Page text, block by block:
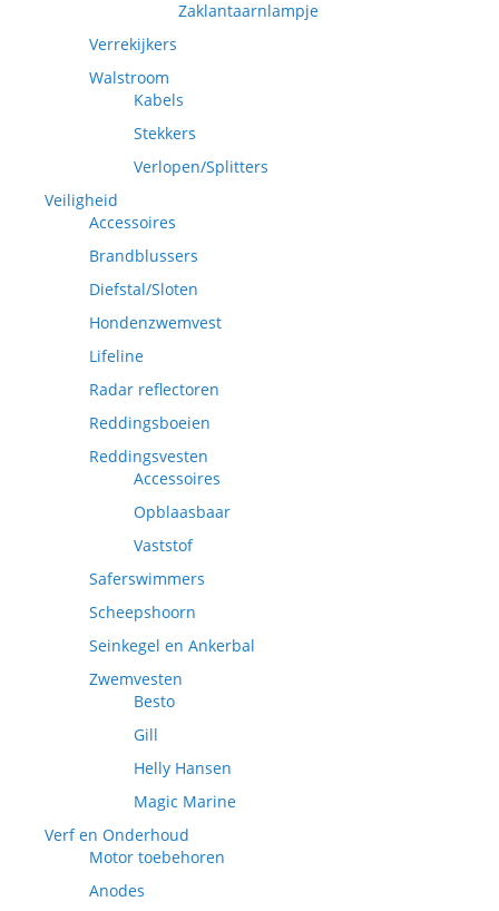
Zaklantaarnlampje
Verrekijkers
Walstroom
Kabels
Stekkers
Verlopen/Splitters
Veiligheid
Accessoires
Brandblussers
Diefstal/Sloten
Hondenzwemvest
Lifeline
Radar reflectoren
Reddingsboeien
Reddingsvesten
Accessoires
Opblaasbaar
Vaststof
Saferswimmers
Scheepshoorn
Seinkegel en Ankerbal
Zwemvesten
Besto
Gill
Helly Hansen
Magic Marine
Verf en Onderhoud
Motor toebehoren
Anodes